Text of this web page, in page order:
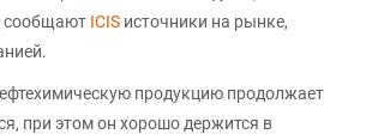
сообщают ICIS источники на рынке,
продукцию продолжает
при этом он хорошо держится в